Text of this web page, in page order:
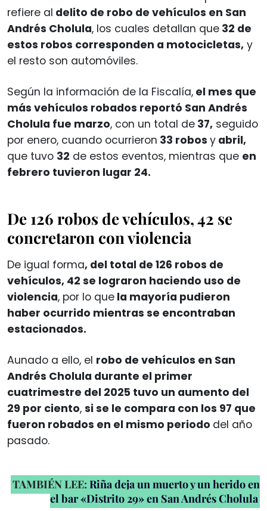
refiere al delito de robo de vehículos en San
Andrés Cholula, los cuales detallan que 32 de
estos robos corresponden a motocicletas, y
el resto son automóviles.
Según la información de la Fiscalía, el mes que
más vehículos robados reportó San Andrés
Cholula fue marzo, con un total de 37, seguido
por enero, cuando ocurrieron 33 robos y abril,
que tuvo 32 de estos eventos, mientras que en
febrero tuvieron lugar 24.
De 126 robos de vehículos, 42 se
concretaron con violencia
De igual forma, del total de 126 robos de
vehículos, 42 se lograron haciendo uso de
violencia, por lo que la mayoría pudieron
haber ocurrido mientras se encontraban
estacionados.
Aunado a ello, el robo de vehículos en San
Andrés Cholula durante el primer
cuatrimestre del 2025 tuvo un aumento del
29 por ciento, si se le compara con los 97 que
fueron robados en el mismo periodo del año
pasado.
TAMBIÉN LEE: Riña deja un muerto y un herido en
el bar «Distrito 29» en San Andrés Cholula